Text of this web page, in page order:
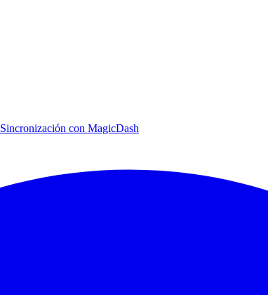
Sincronización con MagicDash